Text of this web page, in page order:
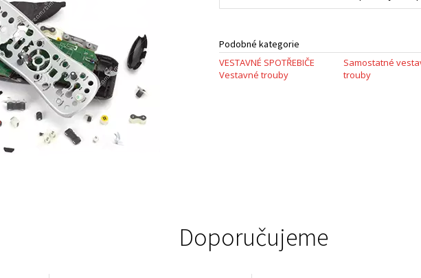
Podobné kategorie
VESTAVNÉ SPOTŘEBIČE
Vestavné trouby
Samostatné
trouby
Doporučujeme